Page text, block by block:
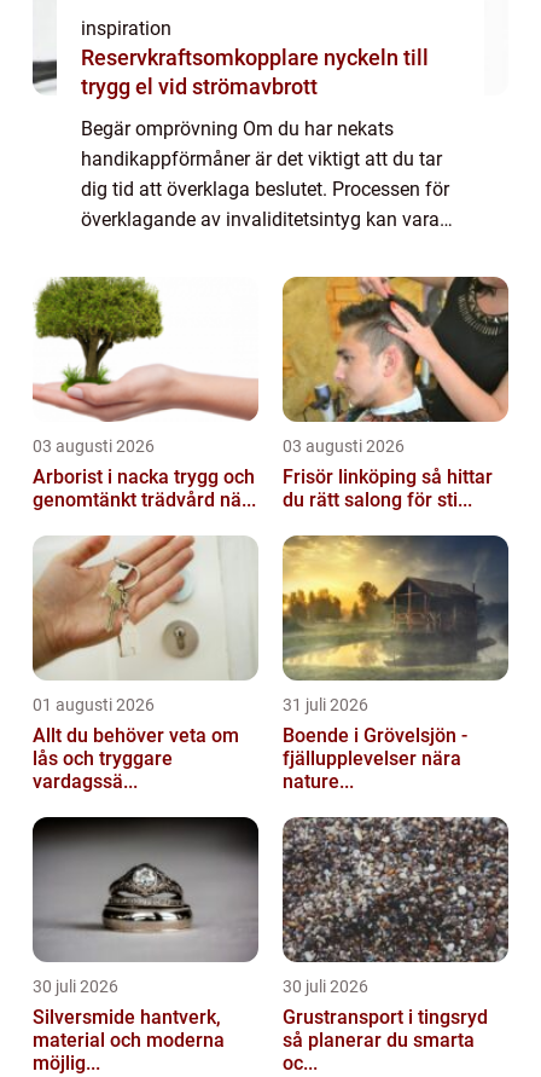
inspiration
Reservkraftsomkopplare nyckeln till
trygg el vid strömavbrott
Begär omprövning Om du har nekats
handikappförmåner är det viktigt att du tar
dig tid att överklaga beslutet. Processen för
överklagande av invaliditetsintyg kan vara
verktyg och information kan du lyckas. I...
03 augusti 2026
Arborist i nacka trygg och
genomtänkt trädvård nä...
03 augusti 2026
Frisör linköping så hittar
du rätt salong för sti...
01 augusti 2026
Allt du behöver veta om
lås och tryggare
vardagssä...
31 juli 2026
Boende i Grövelsjön -
fjällupplevelser nära
nature...
30 juli 2026
Silversmide hantverk,
material och moderna
möjlig...
30 juli 2026
Grustransport i tingsryd
så planerar du smarta
oc...